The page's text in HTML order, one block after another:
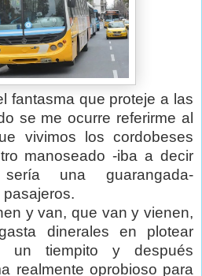
fantasma que proteje a las
se me ocurre referirme al
vivimos los cordobeses
manoseado -iba a decir
una guarangada-
y van, que van y vienen,
dinerales en plotear
un tiempito y después
realmente oprobioso para